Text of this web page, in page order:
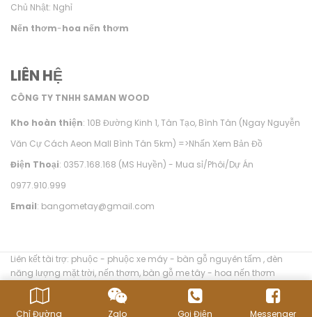
Chủ Nhật: Nghỉ
Nến thơm-hoa nến thơm
LIÊN HỆ
CÔNG TY TNHH SAMAN WOOD
Kho hoàn thiện: 10B Đường Kinh 1, Tân Tạo, Bình Tân (Ngay Nguyễn
Văn Cự Cách Aeon Mall Bình Tân 5km) =>Nhấn Xem Bản Đồ
Điện Thoại: 0357.168.168 (MS Huyền) - Mua sỉ/Phôi/Dự Án
0977.910.999
Email: bangometay@gmail.com
Liên kết tài trợ: phuộc - phuộc xe máy- bàn gỗ nguyên tấm ,đèn
năng lượng mặt trời, nến thơm, bàn gỗ me tây- hoa nến thơm
Chỉ Đường Zalo Gọi Điện Messenger